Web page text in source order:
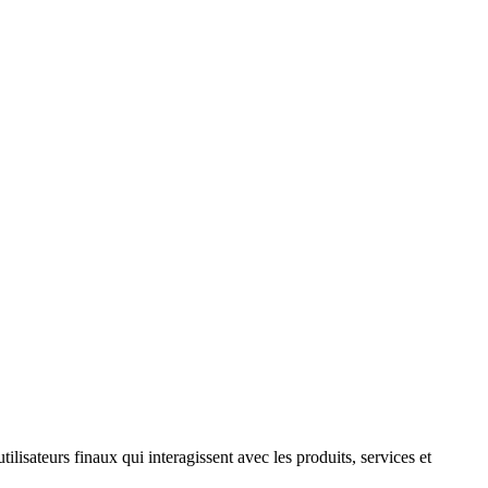
finaux qui interagissent avec les produits, services et